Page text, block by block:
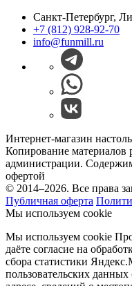
Санкт-Петербург,
+7 (812) 928-92-70
info@funmill.ru
Интернет-магазин
Копирование материалов
администрации.
офертой
© 2014–2026. Все права
Публичная оферта
Мы используем cookie
Мы используем cookie
даёте согласие на
сбора статистики
пользовательских